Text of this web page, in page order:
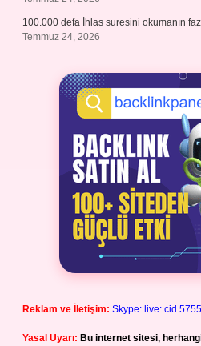
100.000 defa İhlas suresini okumanın
Temmuz 24, 2026
Reklam ve İletişim: Skype:
Yasal Uyarı: Bu internet sitesi,